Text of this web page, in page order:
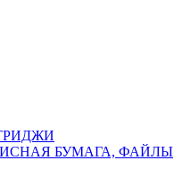
БУМАГА, ФАЙЛЫ